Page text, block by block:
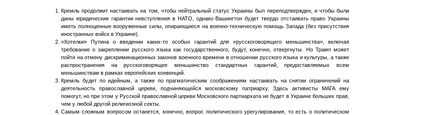
Кремль продолжит настаивать на том, чтобы нейтральный статус Украины был переподтвержден, и чтобы были
даны юридические гарантии невступления в НАТО, однако Вашингтон будет твердо отстаивать право Украины
иметь полноценные вооруженные силы, опирающиеся на военно-техническую помощь Запада (без присутствия
иностранных войск в Украине).
«Хотелки» Путина о введении каких-то особых гарантий для «русскоговорящего меньшинства», включая
требование о закреплении русского языка как государственного, будут, конечно, отвергнуты. Но Трамп может
пойти на отмену дискриминационных законов военного времени в отношении русского языка и культуры, а также
распространения на русскоговорящее меньшинство стандартных гарантий, предоставляемых всем
меньшинствам в рамках европейских конвенций.
Кремль будет по идейным, а также по прагматическим соображениям настаивать на снятии ограничений на
деятельность православной церкви, подчиняющейся московскому патриарху. Здесь активисты МАГА ему
помогут, но при этом у Русской православной церкви Московского партиархата не будет в Украине больших прав,
чем у любой другой религиозной секты.
Самым сложным вопросом останется, конечно, вопрос политического урегулирования, то есть о политическом